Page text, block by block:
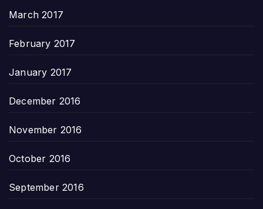
March 2017
February 2017
January 2017
December 2016
November 2016
October 2016
September 2016